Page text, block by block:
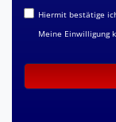
Hiermit bestätige
Meine Einwilligung